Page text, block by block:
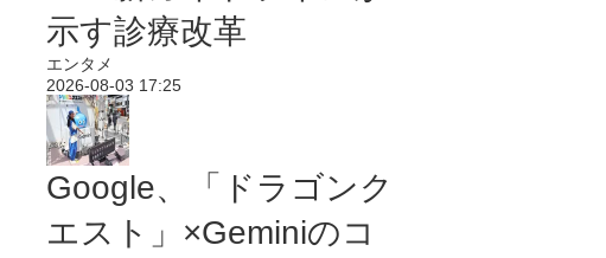
示す診療改革
エンタメ
2026-08-03 17:25
Google、「ドラゴンク
エスト」×Geminiのコ